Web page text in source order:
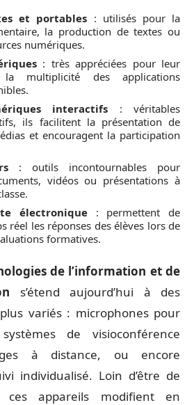
et portables : utilisés pour la
la production de textes ou
numériques.
: très appréciées pour leur
multiplicité des applications
interactifs : véritables
ils facilitent la présentation de
et encouragent la participation
: outils incontournables pour
vidéos ou présentations à
électronique : permettent de
réel les réponses des élèves lors de
formatives.
de l’information et de
s’étend aujourd’hui à des
variés : microphones pour
systèmes de visioconférence
à distance, ou encore
individualisé. Loin d’être de
ces appareils modifient en